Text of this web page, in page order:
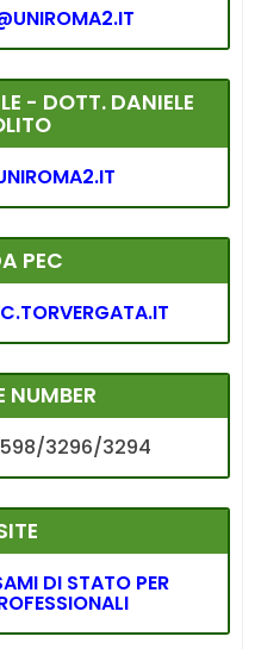
- DOTT. DANIELE
PEC
NUMBER
3296/3294
DI STATO PER